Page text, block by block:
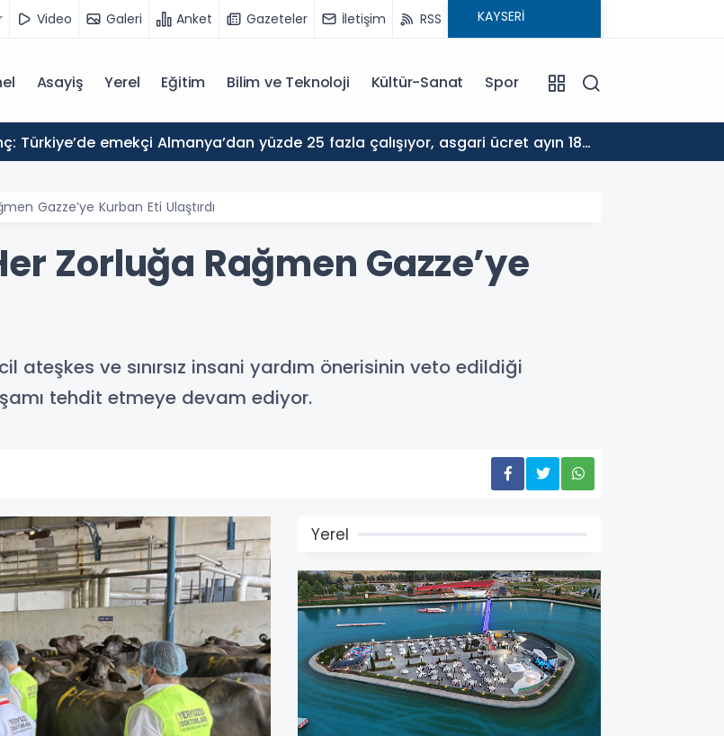
Video Galeri Anket Gazeteler İletişim RSS
Asayiş Yerel Eğitim Bilim ve Teknoloji Kültür-Sanat Spor
Gazze’ye Kurban Eti Ulaştırdı
Zorluğa Rağmen Gazze’ye
ateşkes ve sınırsız insani yardım önerisinin veto edildiği
tehdit etmeye devam ediyor.
Yerel